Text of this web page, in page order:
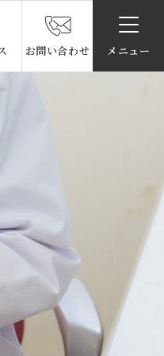
お問い合わせ